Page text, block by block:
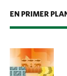
EN PRIMER